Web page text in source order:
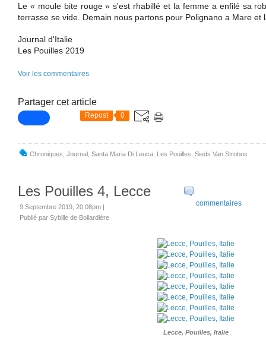
Le « moule bite rouge » s'est rhabillé et la femme a enfilé sa
terrasse se vide. Demain nous partons pour Polignano a Mare et
Journal d'Italie
Les Pouilles 2019
Voir les commentaires
Partager cet article
Repost 0
Chroniques Journal Santa Maria Di Leuca Les Pouilles Sieds Van Strobos
commentaires
Les Pouilles 4, Lecce
9 Septembre 2019, 20:08pm |
Publié par Sybille de Bollardière
Lecce, Pouilles, Italie